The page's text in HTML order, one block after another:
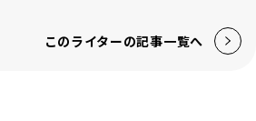
このライターの記事一覧へ